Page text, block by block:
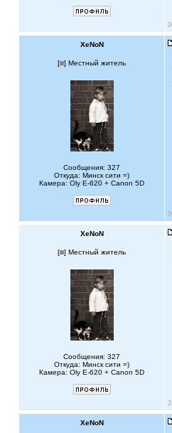
XeNoN
[ ] Местный житель
Сообщения: 327
Откуда: Минск сити =)
Камера: Oly E-620 + Canon 5D
XeNoN
[ ] Местный житель
Сообщения: 327
Откуда: Минск сити =)
Камера: Oly E-620 + Canon 5D
XeNoN